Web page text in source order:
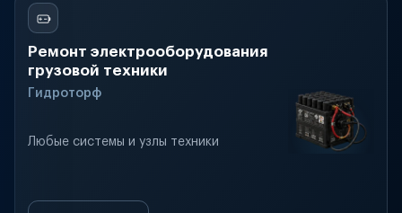
Ремонт электрооборудования
грузовой техники
Гидроторф
Любые системы и узлы техники